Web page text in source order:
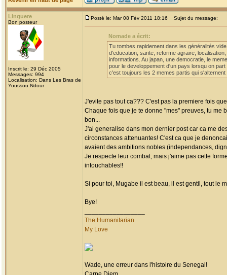
Linguere
Bon posteur
Inscrit le: 29 Déc 2005
Messages: 994
Localisation: Dans Les Bras de
Youssou Ndour
Posté le: Mar 08 Fév 2011 18:16 Sujet du message:
Nomade a écrit:
Tu tombes rapidement dans les généralités
d'education, sante, reforme agraire,
informations. Au japan, une democratie, le
pour le developpement d'un pays lorsqu on
c'est toujours les 2 memes partis qui
J'evite pas tout ca??? C'est pas la premiere fois
Chaque fois que je te donne "mes" preuves, tu me
bon...
J'ai generalise dans mon dernier post car ca me
circonstances attenuantes! C'est ca que je
avaient des ambitions nobles (independances,
Je respecte leur combat, mais j'aime pas cette
intouchables!!
Si pour toi, Mugabe il est beau, il est gentil, tout le
Bye!
The Humanitarian
My Love
Wade, une erreur dans l'histoire du Senegal!